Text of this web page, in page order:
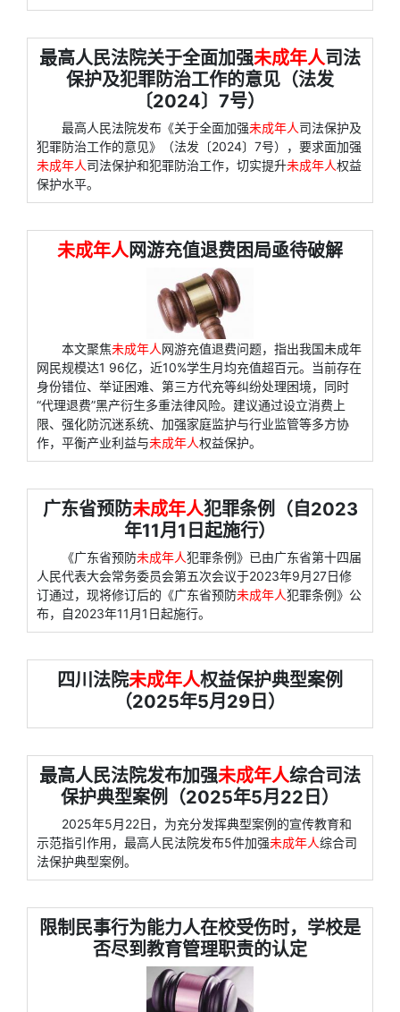
最高人民法院关于全面加强未成年人司法
保护及犯罪防治工作的意见（法发
〔2024〕7号）
最高人民法院发布《关于全面加强未成年人司法保护及
犯罪防治工作的意见》（法发〔2024〕7号），要求面加强
未成年人司法保护和犯罪防治工作，切实提升未成年人权益
保护水平。
未成年人网游充值退费困局亟待破解
本文聚焦未成年人网游充值退费问题，指出我国未成年
网民规模达1 96亿，近10%学生月均充值超百元。当前存在
身份错位、举证困难、第三方代充等纠纷处理困境，同时
“代理退费”黑产衍生多重法律风险。建议通过设立消费上
限、强化防沉迷系统、加强家庭监护与行业监管等多方协
作，平衡产业利益与未成年人权益保护。
广东省预防未成年人犯罪条例（自2023
年11月1日起施行）
《广东省预防未成年人犯罪条例》已由广东省第十四届
人民代表大会常务委员会第五次会议于2023年9月27日修
订通过，现将修订后的《广东省预防未成年人犯罪条例》公
布，自2023年11月1日起施行。
四川法院未成年人权益保护典型案例
（2025年5月29日）
最高人民法院发布加强未成年人综合司法
保护典型案例（2025年5月22日）
2025年5月22日，为充分发挥典型案例的宣传教育和
示范指引作用，最高人民法院发布5件加强未成年人综合司
法保护典型案例。
限制民事行为能力人在校受伤时，学校是
否尽到教育管理职责的认定